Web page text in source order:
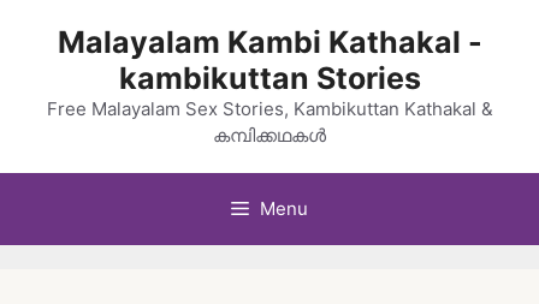
Malayalam Kambi Kathakal -
kambikuttan Stories
Free Malayalam Sex Stories, Kambikuttan Kathakal &
കമ്പിക്കഥകൾ
Menu